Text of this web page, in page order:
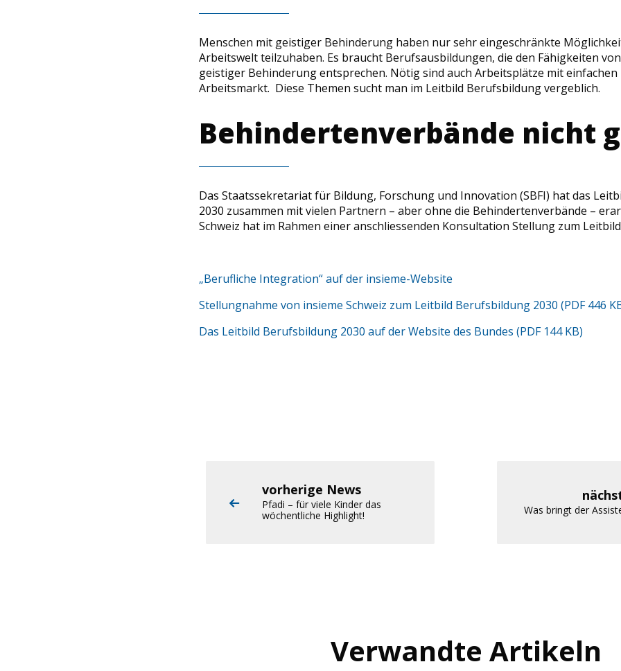
Menschen mit geistiger Behinderung haben nur sehr eingeschränkte
Arbeitswelt teilzuhaben. Es braucht Berufsausbildungen, die den Fähigkeiten
geistiger Behinderung entsprechen. Nötig sind auch Arbeitsplätze mit
Arbeitsmarkt. Diese Themen sucht man im Leitbild Berufsbildung vergeblich.
Behindertenverbände nicht
Das Staatssekretariat für Bildung, Forschung und Innovation (SBFI) hat das
2030 zusammen mit vielen Partnern – aber ohne die Behindertenverbände –
Schweiz hat im Rahmen einer anschliessenden Konsultation Stellung zum
„Berufliche Integration“ auf der insieme-Website
Stellungnahme von insieme Schweiz zum Leitbild Berufsbildung 2030 (PDF 446
Das Leitbild Berufsbildung 2030 auf der Website des Bundes (PDF 144 KB)
vorherige News
Pfadi – für viele Kinder das
wöchentliche Highlight!
Was bringt der
Verwandte Artikeln